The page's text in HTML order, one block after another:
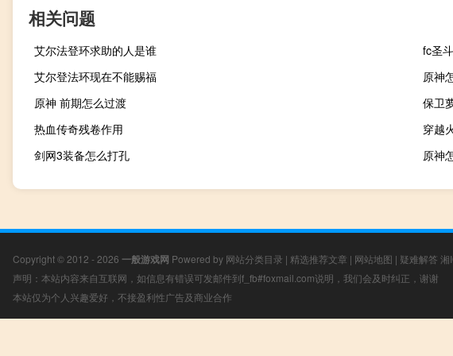
相关问题
艾尔法登环求助的人是谁
fc圣
艾尔登法环现在不能赐福
原神
原神 前期怎么过渡
保卫
热血传奇残卷作用
穿越
剑网3装备怎么打孔
原神
Copyright © 2012 - 2026 一般游戏网 Powered by 网站分类目录 | 精选推荐文章 | 网站地图 | 疑难解答 湘
声明：本站内容来自互联网，如信息有错误可发邮件到f_fb#foxmail.com说明，我们会及时纠正，谢谢
本站仅为个人兴趣爱好，不接盈利性广告及商业合作